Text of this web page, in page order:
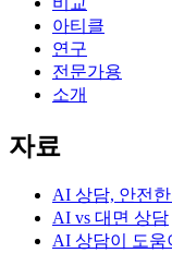
아티클
연구
전문가용
소개
자료
AI 상담, 안전
AI vs 대면 상담
AI 상담이 도움